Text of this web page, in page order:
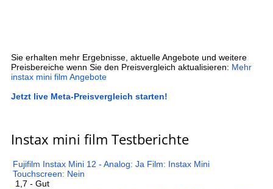
Sie erhalten mehr Ergebnisse, aktuelle Angebote und weitere
Preisbereiche wenn Sie den Preisvergleich aktualisieren: Mehr
instax mini film Angebote
Jetzt live Meta-Preisvergleich starten!
Instax mini film Testberichte
Fujifilm Instax Mini 12 - Analog: Ja Film: Instax Mini
Touchscreen: Nein
1,7 - Gut